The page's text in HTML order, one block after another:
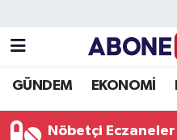
GÜNDEM EKONOMİ
Nöbetçi Eczaneler